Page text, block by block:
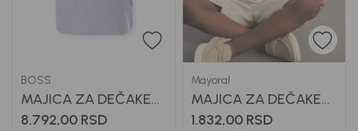
BOSS
MAJICA ZA DEČAKE
BOSS
8.792,00 RSD
Mayoral
MAJICA ZA DEČAKE
MAYORAL
1.832,00 RSD